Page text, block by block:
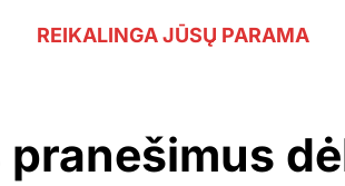
REIKALINGA JŪSŲ PARAMA
pranešimus